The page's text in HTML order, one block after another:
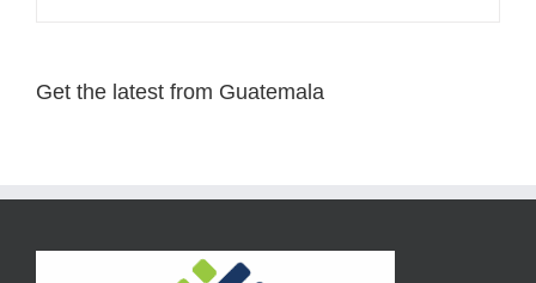
Get the latest from Guatemala